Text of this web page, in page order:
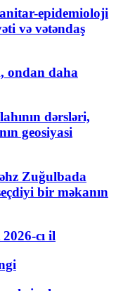
epidemioloji
və vətəndaş
ondan daha
dərsləri,
geosiyasi
Zuğulbada
bir məkanın
cı il